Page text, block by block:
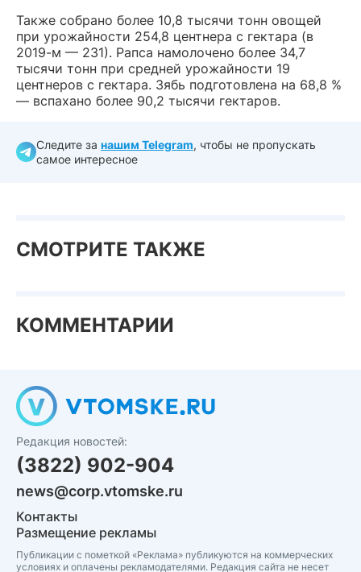
Также собрано более 10,8 тысячи тонн овощей
при урожайности 254,8 центнера с гектара (в
2019-м — 231). Рапса намолочено более 34,7
тысячи тонн при средней урожайности 19
центнеров с гектара. Зябь подготовлена на 68,8 %
— вспахано более 90,2 тысячи гектаров.
Следите за нашим Telegram, чтобы не пропускать
самое интересное
СМОТРИТЕ ТАКЖЕ
КОММЕНТАРИИ
Редакция новостей:
(3822) 902-904
news@corp.vtomske.ru
Контакты
Размещение рекламы
Публикации с пометкой «Реклама» публикуются на коммерческих
условиях и оплачены рекламодателями. Редакция сайта не несет